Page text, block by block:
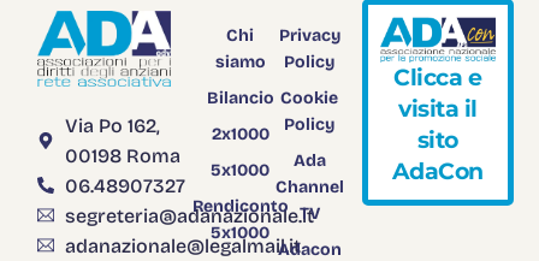
Via Po 162,
00198 Roma
06.48907327
segreteria@adanazionale.it
adanazionale@legalmail.it
Chi
siamo
Bilancio
2x1000
5x1000
Rendiconto
5x1000
Privacy
Policy
Cookie
Policy
Ada
Channel
TV
Adacon
Clicca e
visita il
sito
AdaCon